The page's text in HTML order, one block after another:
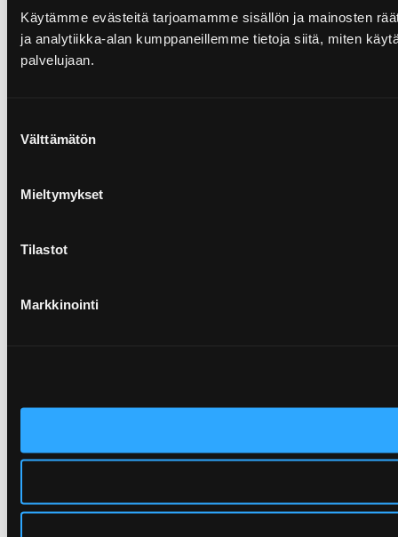
Käytämme evästeitä tarjoamamme sisällön ja mainosten
ja analytiikka-alan kumppaneillemme tietoja siitä, miten
palvelujaan.
valinta
Välttämätön
Mieltymykset
Tilastot
Markkinointi